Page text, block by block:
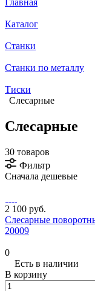
Главная
Каталог
Станки
Станки по металлу
Тиски
Слесарные
Слесарные
30 товаров
Фильтр
Сначала дешевые
2 100 руб.
Слесарные
20009
0
Есть в наличии
В корзину